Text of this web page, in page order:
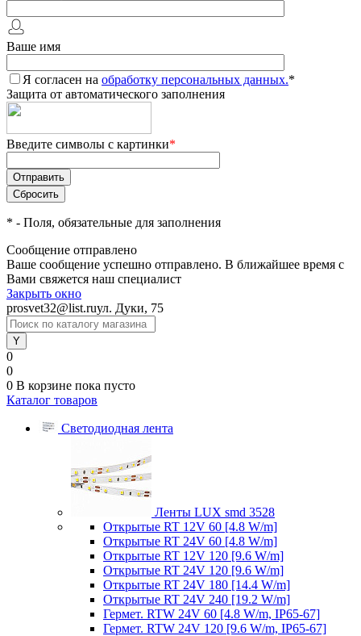
Ваше имя
Я согласен на обработку персональных данных.*
Защита от автоматического заполнения
Введите символы с картинки*
* - Поля, обязательные для заполнения
Сообщение отправлено
Ваше сообщение успешно отправлено. В ближайшее время с
Вами свяжется наш специалист
Закрыть окно
prosvet32@list.ruул. Дуки, 75
0
0
0 В корзине пока пусто
Каталог товаров
Светодиодная лента
Ленты LUX smd 3528
Открытые RT 12V 60 [4.8 W/m]
Открытые RT 24V 60 [4.8 W/m]
Открытые RT 12V 120 [9.6 W/m]
Открытые RT 24V 120 [9.6 W/m]
Открытые RT 24V 180 [14.4 W/m]
Открытые RT 24V 240 [19.2 W/m]
Гермет. RTW 24V 60 [4.8 W/m, IP65-67]
Гермет. RTW 24V 120 [9.6 W/m, IP65-67]